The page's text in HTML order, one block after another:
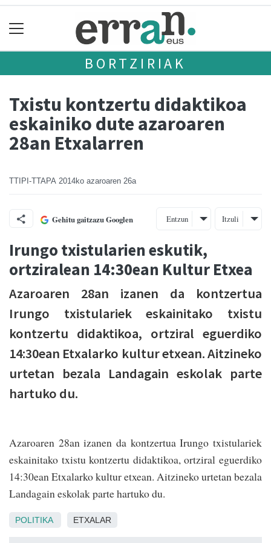
BORTZIRIAK
Txistu kontzertu didaktikoa
eskainiko dute azaroaren
28an Etxalarren
TTIPI-TTAPA 2014ko azaroaren 26a
Gehitu gaitzazu Googlen Entzun Itzuli
Irungo txistularien eskutik,
ortziralean 14:30ean Kultur Etxea
Azaroaren 28an izanen da kontzertua
Irungo txistulariek eskainitako txistu
kontzertu didaktikoa, ortziral eguerdiko
14:30ean Etxalarko kultur etxean. Aitzineko
urtetan bezala Landagain eskolak parte
hartuko du.
Azaroaren 28an izanen da kontzertua Irungo txistulariek
eskainitako txistu kontzertu didaktikoa, ortziral eguerdiko
14:30ean Etxalarko kultur etxean. Aitzineko urtetan bezala
Landagain eskolak parte hartuko du.
POLITIKA ETXALAR